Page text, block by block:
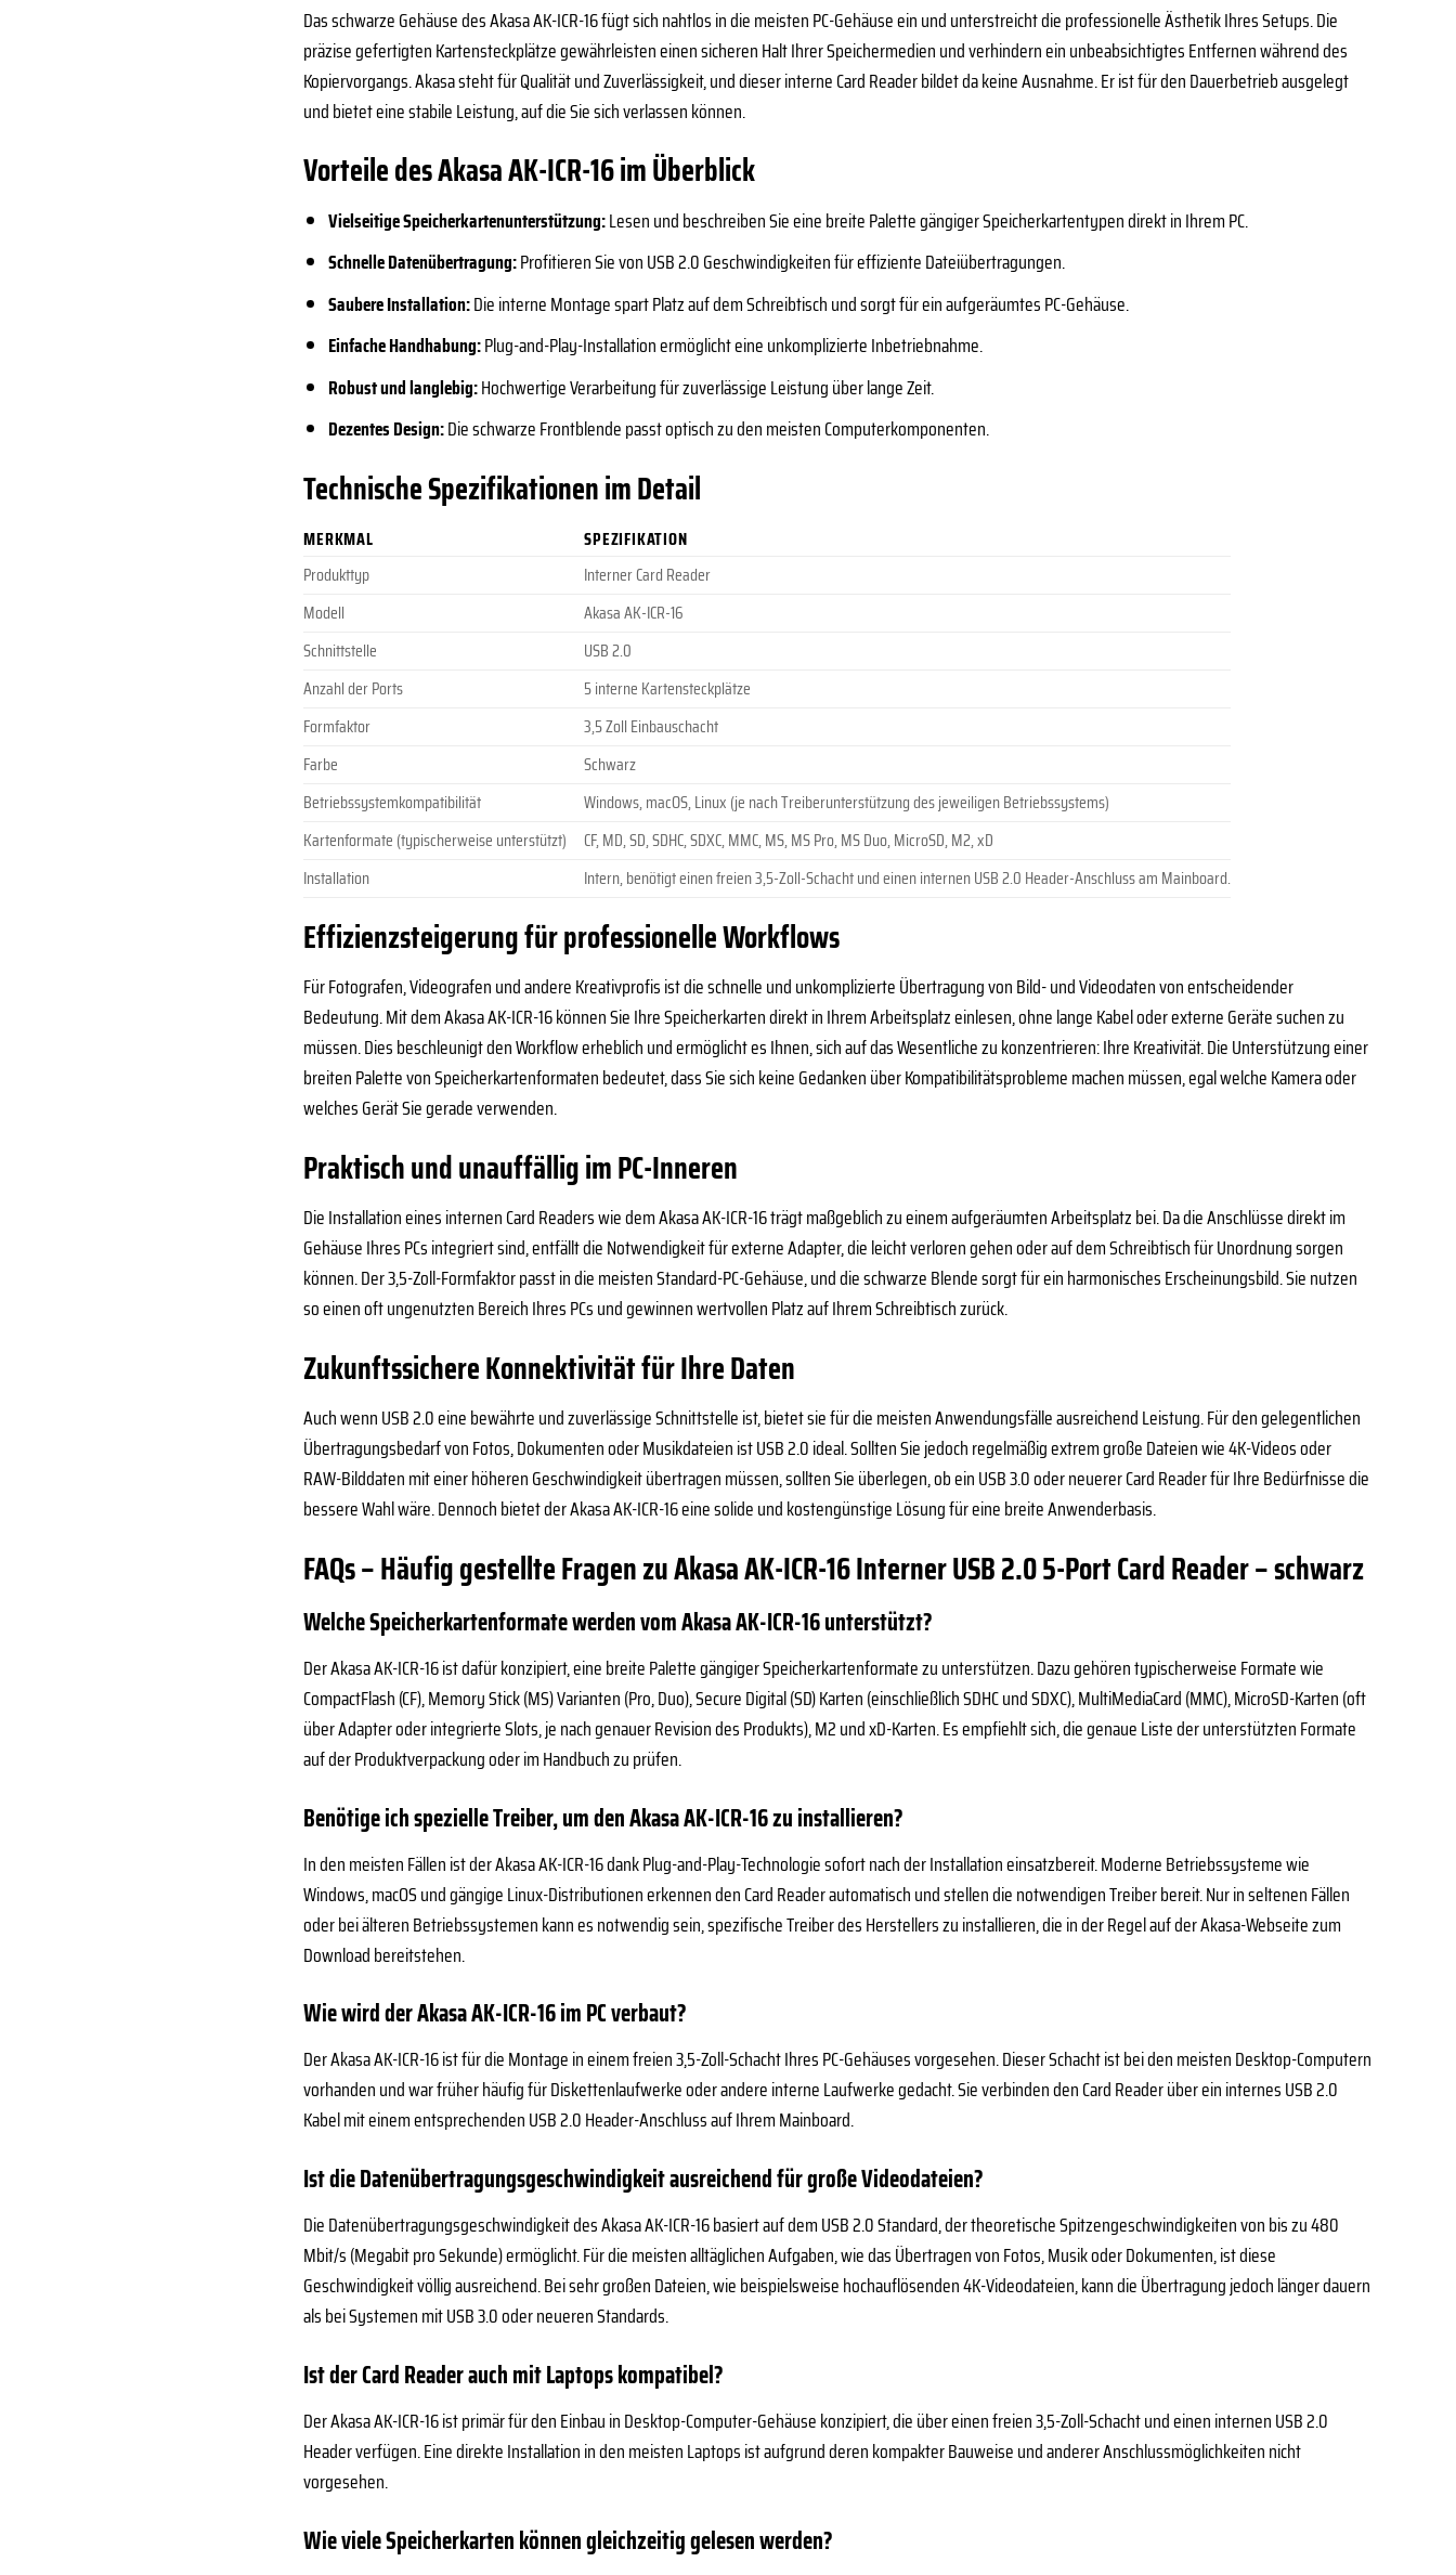
Das schwarze Gehäuse des Akasa AK-ICR-16 fügt sich nahtlos in die meisten PC-Gehäuse ein und unterstreicht die professionelle Ästhetik Ihres Setups. Die
präzise gefertigten Kartensteckplätze gewährleisten einen sicheren Halt Ihrer Speichermedien und verhindern ein unbeabsichtigtes Entfernen während des
Kopiervorgangs. Akasa steht für Qualität und Zuverlässigkeit, und dieser interne Card Reader bildet da keine Ausnahme. Er ist für den Dauerbetrieb ausgelegt
und bietet eine stabile Leistung, auf die Sie sich verlassen können.
Vorteile des Akasa AK-ICR-16 im Überblick
Vielseitige Speicherkartenunterstützung:Lesen und beschreiben Sie eine breite Palette gängiger Speicherkartentypen direkt in Ihrem PC.
Schnelle Datenübertragung:Profitieren Sie von USB 2.0 Geschwindigkeiten für effiziente Dateiübertragungen.
Saubere Installation:Die interne Montage spart Platz auf dem Schreibtisch und sorgt für ein aufgeräumtes PC-Gehäuse.
Einfache Handhabung:Plug-and-Play-Installation ermöglicht eine unkomplizierte Inbetriebnahme.
Robust und langlebig:Hochwertige Verarbeitung für zuverlässige Leistung über lange Zeit.
Dezentes Design:Die schwarze Frontblende passt optisch zu den meisten Computerkomponenten.
Technische Spezifikationen im Detail
MERKMAL
SPEZIFIKATION
Produkttyp
Interner Card Reader
Modell
Akasa AK-ICR-16
Schnittstelle
USB 2.0
Anzahl der Ports
5 interne Kartensteckplätze
Formfaktor
3,5 Zoll Einbauschacht
Farbe
Schwarz
Betriebssystemkompatibilität
Windows, macOS, Linux (je nach Treiberunterstützung des jeweiligen Betriebssystems)
Kartenformate (typischerweise unterstützt)
CF, MD, SD, SDHC, SDXC, MMC, MS, MS Pro, MS Duo, MicroSD, M2, xD
Installation
Intern, benötigt einen freien 3,5-Zoll-Schacht und einen internen USB 2.0 Header-Anschluss am Mainboard.
Effizienzsteigerung für professionelle Workflows
Für Fotografen, Videografen und andere Kreativprofis ist die schnelle und unkomplizierte Übertragung von Bild- und Videodaten von entscheidender
Bedeutung. Mit dem Akasa AK-ICR-16 können Sie Ihre Speicherkarten direkt in Ihrem Arbeitsplatz einlesen, ohne lange Kabel oder externe Geräte suchen zu
müssen. Dies beschleunigt den Workflow erheblich und ermöglicht es Ihnen, sich auf das Wesentliche zu konzentrieren: Ihre Kreativität. Die Unterstützung einer
breiten Palette von Speicherkartenformaten bedeutet, dass Sie sich keine Gedanken über Kompatibilitätsprobleme machen müssen, egal welche Kamera oder
welches Gerät Sie gerade verwenden.
Praktisch und unauffällig im PC-Inneren
Die Installation eines internen Card Readers wie dem Akasa AK-ICR-16 trägt maßgeblich zu einem aufgeräumten Arbeitsplatz bei. Da die Anschlüsse direkt im
Gehäuse Ihres PCs integriert sind, entfällt die Notwendigkeit für externe Adapter, die leicht verloren gehen oder auf dem Schreibtisch für Unordnung sorgen
können. Der 3,5-Zoll-Formfaktor passt in die meisten Standard-PC-Gehäuse, und die schwarze Blende sorgt für ein harmonisches Erscheinungsbild. Sie nutzen
so einen oft ungenutzten Bereich Ihres PCs und gewinnen wertvollen Platz auf Ihrem Schreibtisch zurück.
Zukunftssichere Konnektivität für Ihre Daten
Auch wenn USB 2.0 eine bewährte und zuverlässige Schnittstelle ist, bietet sie für die meisten Anwendungsfälle ausreichend Leistung. Für den gelegentlichen
Übertragungsbedarf von Fotos, Dokumenten oder Musikdateien ist USB 2.0 ideal. Sollten Sie jedoch regelmäßig extrem große Dateien wie 4K-Videos oder
RAW-Bilddaten mit einer höheren Geschwindigkeit übertragen müssen, sollten Sie überlegen, ob ein USB 3.0 oder neuerer Card Reader für Ihre Bedürfnisse die
bessere Wahl wäre. Dennoch bietet der Akasa AK-ICR-16 eine solide und kostengünstige Lösung für eine breite Anwenderbasis.
FAQs – Häufig gestellte Fragen zu Akasa AK-ICR-16 Interner USB 2.0 5-Port Card Reader – schwarz
Welche Speicherkartenformate werden vom Akasa AK-ICR-16 unterstützt?
Der Akasa AK-ICR-16 ist dafür konzipiert, eine breite Palette gängiger Speicherkartenformate zu unterstützen. Dazu gehören typischerweise Formate wie
CompactFlash (CF), Memory Stick (MS) Varianten (Pro, Duo), Secure Digital (SD) Karten (einschließlich SDHC und SDXC), MultiMediaCard (MMC), MicroSD-Karten (oft
über Adapter oder integrierte Slots, je nach genauer Revision des Produkts), M2 und xD-Karten. Es empfiehlt sich, die genaue Liste der unterstützten Formate
auf der Produktverpackung oder im Handbuch zu prüfen.
Benötige ich spezielle Treiber, um den Akasa AK-ICR-16 zu installieren?
In den meisten Fällen ist der Akasa AK-ICR-16 dank Plug-and-Play-Technologie sofort nach der Installation einsatzbereit. Moderne Betriebssysteme wie
Windows, macOS und gängige Linux-Distributionen erkennen den Card Reader automatisch und stellen die notwendigen Treiber bereit. Nur in seltenen Fällen
oder bei älteren Betriebssystemen kann es notwendig sein, spezifische Treiber des Herstellers zu installieren, die in der Regel auf der Akasa-Webseite zum
Download bereitstehen.
Wie wird der Akasa AK-ICR-16 im PC verbaut?
Der Akasa AK-ICR-16 ist für die Montage in einem freien 3,5-Zoll-Schacht Ihres PC-Gehäuses vorgesehen. Dieser Schacht ist bei den meisten Desktop-Computern
vorhanden und war früher häufig für Diskettenlaufwerke oder andere interne Laufwerke gedacht. Sie verbinden den Card Reader über ein internes USB 2.0
Kabel mit einem entsprechenden USB 2.0 Header-Anschluss auf Ihrem Mainboard.
Ist die Datenübertragungsgeschwindigkeit ausreichend für große Videodateien?
Die Datenübertragungsgeschwindigkeit des Akasa AK-ICR-16 basiert auf dem USB 2.0 Standard, der theoretische Spitzengeschwindigkeiten von bis zu 480
Mbit/s (Megabit pro Sekunde) ermöglicht. Für die meisten alltäglichen Aufgaben, wie das Übertragen von Fotos, Musik oder Dokumenten, ist diese
Geschwindigkeit völlig ausreichend. Bei sehr großen Dateien, wie beispielsweise hochauflösenden 4K-Videodateien, kann die Übertragung jedoch länger dauern
als bei Systemen mit USB 3.0 oder neueren Standards.
Ist der Card Reader auch mit Laptops kompatibel?
Der Akasa AK-ICR-16 ist primär für den Einbau in Desktop-Computer-Gehäuse konzipiert, die über einen freien 3,5-Zoll-Schacht und einen internen USB 2.0
Header verfügen. Eine direkte Installation in den meisten Laptops ist aufgrund deren kompakter Bauweise und anderer Anschlussmöglichkeiten nicht
vorgesehen.
Wie viele Speicherkarten können gleichzeitig gelesen werden?